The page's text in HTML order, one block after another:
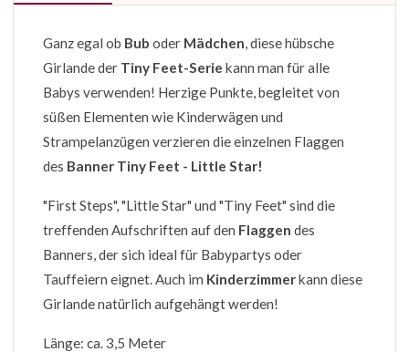
Ganz egal ob Bub oder Mädchen, diese hübsche
Girlande der Tiny Feet-Serie kann man für alle
Babys verwenden! Herzige Punkte, begleitet von
süßen Elementen wie Kinderwägen und
Strampelanzügen verzieren die einzelnen Flaggen
des Banner Tiny Feet - Little Star!
"First Steps", "Little Star" und "Tiny Feet" sind die
treffenden Aufschriften auf den Flaggen des
Banners, der sich ideal für Babypartys oder
Tauffeiern eignet. Auch im Kinderzimmerkann diese
Girlande natürlich aufgehängt werden!
Länge: ca. 3,5 Meter